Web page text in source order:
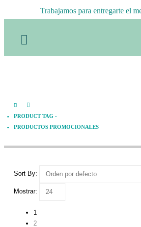
Trabajamos para entregarte el
PRODUCT TAG -
PRODUCTOS PROMOCIONALES
Sort By:
Mostrar:
1
2